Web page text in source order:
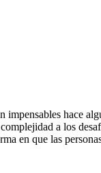
hace
a los
en que las